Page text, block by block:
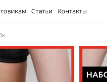
Статьи Контакты